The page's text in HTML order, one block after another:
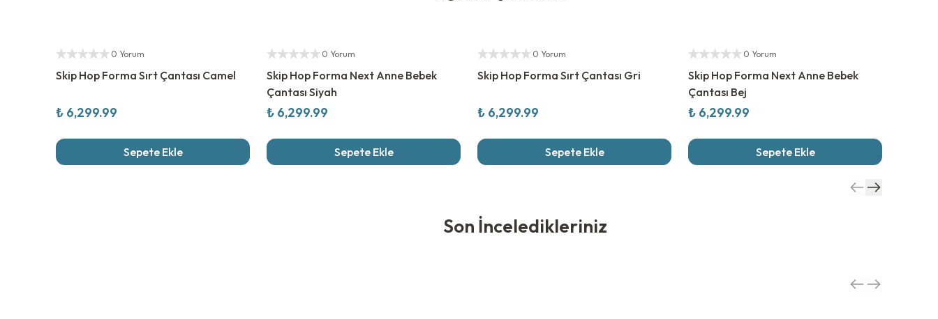
0 Yorum
Skip Hop Forma Sırt Çantası Camel
₺ 6,299.99
Sepete Ekle
0 Yorum
Skip Hop Forma Next Anne Bebek
Çantası Siyah
₺ 6,299.99
Sepete Ekle
0 Yorum
Skip Hop Forma Sırt Çantası Gri
₺ 6,299.99
Sepete Ekle
0 Yorum
Skip Hop Forma Next Anne Bebek
Çantası Bej
₺ 6,299.99
Sepete Ekle
Son İnceledikleriniz